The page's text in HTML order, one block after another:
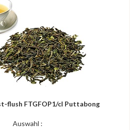
flush FTGFOP1/cl Puttabong
Auswahl :